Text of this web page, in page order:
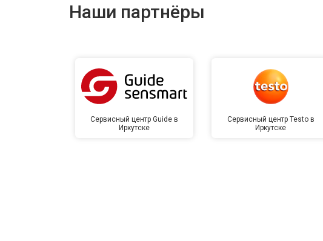
Наши партнёры
Сервисный центр Guide в
Иркутске
Сервисный центр Testo в
Иркутске